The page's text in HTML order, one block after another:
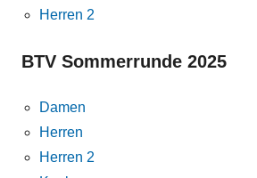
Herren 2
BTV Sommerrunde 2025
Damen
Herren
Herren 2